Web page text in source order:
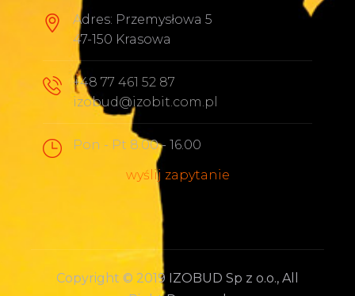
Adres: Przemysłowa 5
47-150 Krasowa
+48 77 461 52 87
izobud@izobit.com.pl
Pon - Pt 8.00 - 16.00
wyślij zapytanie
Copyright © 2019 IZOBUD Sp z o.o., All